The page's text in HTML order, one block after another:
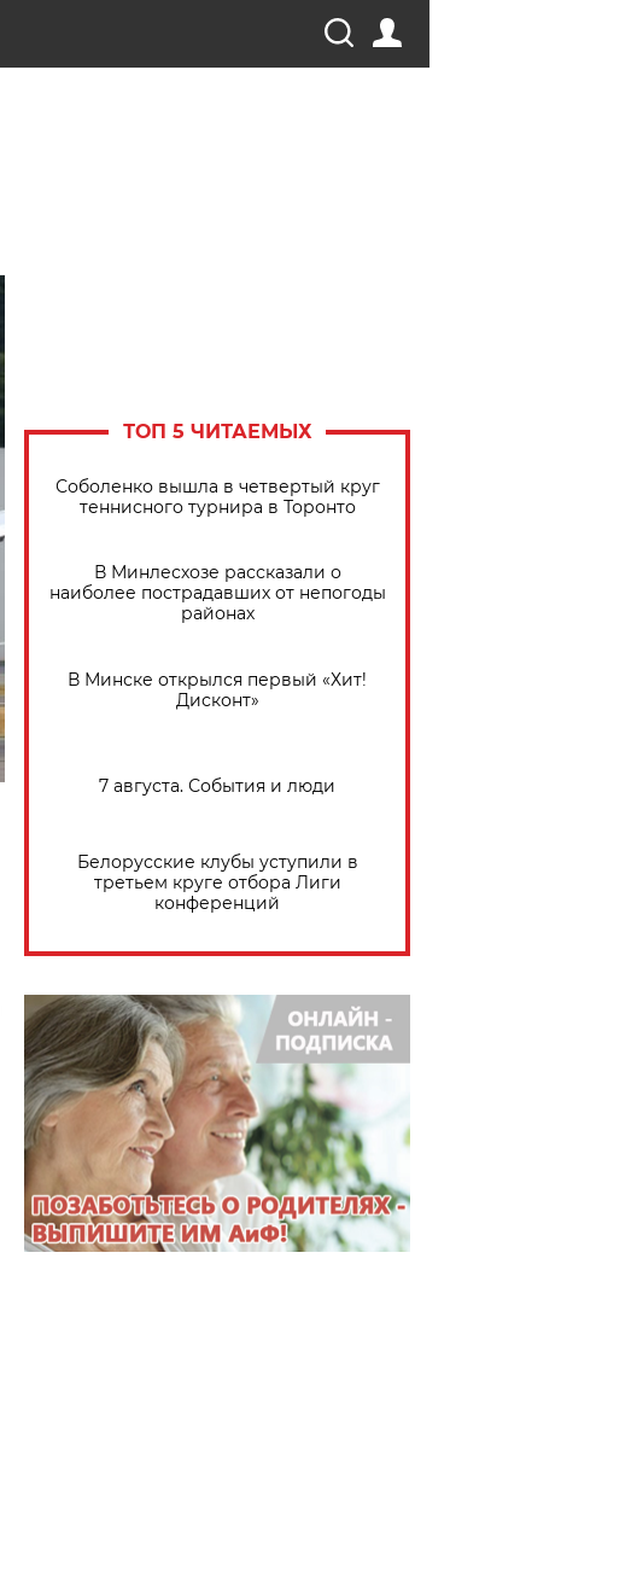
ТОП 5 ЧИТАЕМЫХ
Соболенко вышла в четвертый круг
теннисного турнира в Торонто
В Минлесхозе рассказали о
наиболее пострадавших от непогоды
районах
В Минске открылся первый «Хит!
Дисконт»
7 августа. События и люди
Белорусские клубы уступили в
третьем круге отбора Лиги
конференций